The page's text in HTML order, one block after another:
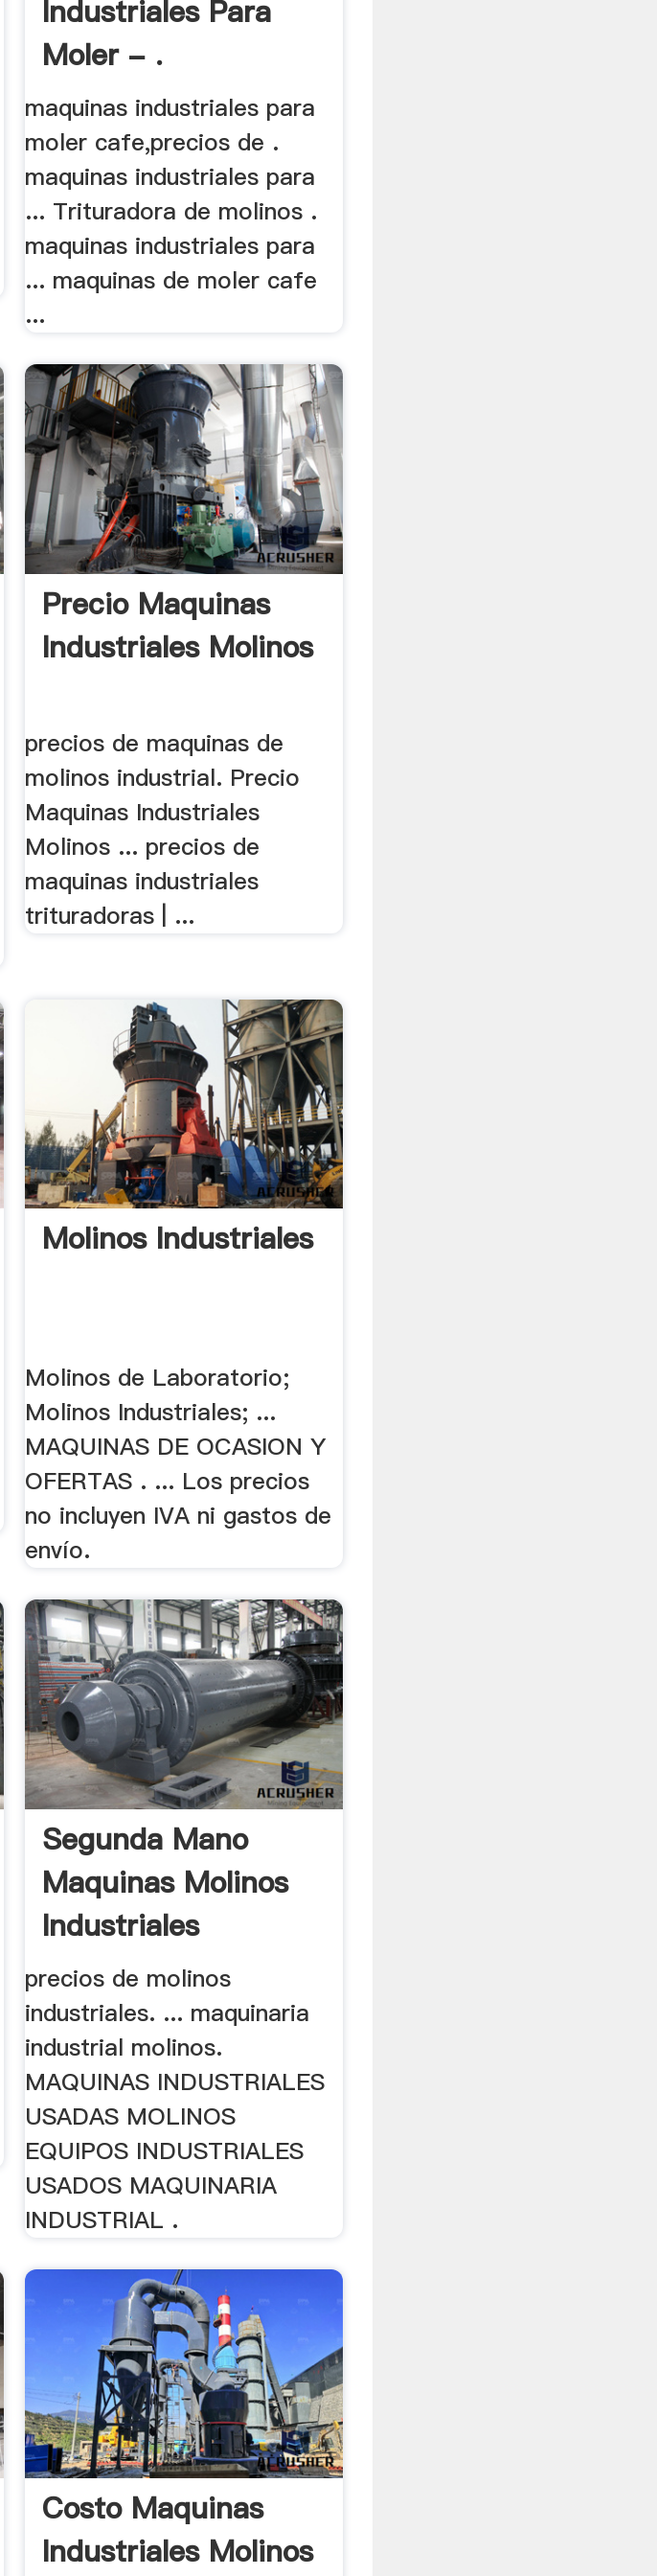
Industriales Para
Moler - .
maquinas industriales para
moler cafe,precios de .
maquinas industriales para
... Trituradora de molinos .
maquinas industriales para
... maquinas de moler cafe
...
Precio Maquinas
Industriales Molinos
precios de maquinas de
molinos industrial. Precio
Maquinas Industriales
Molinos ... precios de
maquinas industriales
trituradoras | ...
Molinos Industriales
Molinos de Laboratorio;
Molinos Industriales; ...
MAQUINAS DE OCASION Y
OFERTAS . ... Los precios
no incluyen IVA ni gastos de
envío.
Segunda Mano
Maquinas Molinos
Industriales
precios de molinos
industriales. ... maquinaria
industrial molinos.
MAQUINAS INDUSTRIALES
USADAS MOLINOS
EQUIPOS INDUSTRIALES
USADOS MAQUINARIA
INDUSTRIAL .
Costo Maquinas
Industriales Molinos